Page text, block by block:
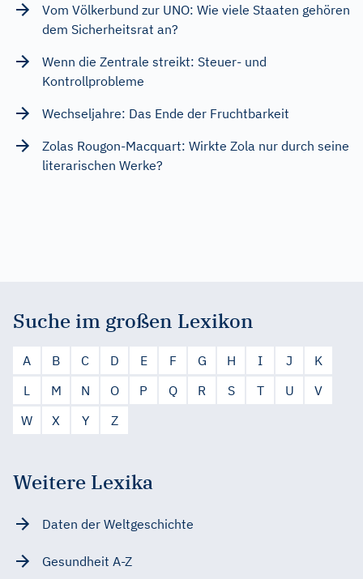
Vom Völkerbund zur UNO: Wie viele Staaten gehören
dem Sicherheitsrat an?
Wenn die Zentrale streikt: Steuer- und
Kontrollprobleme
Wechseljahre: Das Ende der Fruchtbarkeit
Zolas Rougon-Macquart: Wirkte Zola nur durch seine
literarischen Werke?
Suche im großen Lexikon
A B C D E F G H I J
K
L
M N O P Q R S T U
V
W
X Y Z
Weitere Lexika
Daten der Weltgeschichte
Gesundheit A-Z